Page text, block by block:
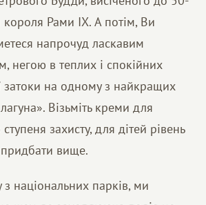
короля Рами IX. А потім, Ви
напрочуд ласкавим
негою в теплих і спокійних
затоки на одному з найкращих
Візьміть креми для
захисту, для дітей рівень
вище.
національних парків, ми